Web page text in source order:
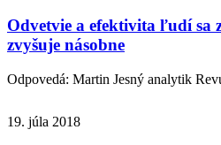
Odvetvie a efektivita ľudí sa
zvyšuje násobne
Odpovedá: Martin Jesný analytik
19. júla 2018